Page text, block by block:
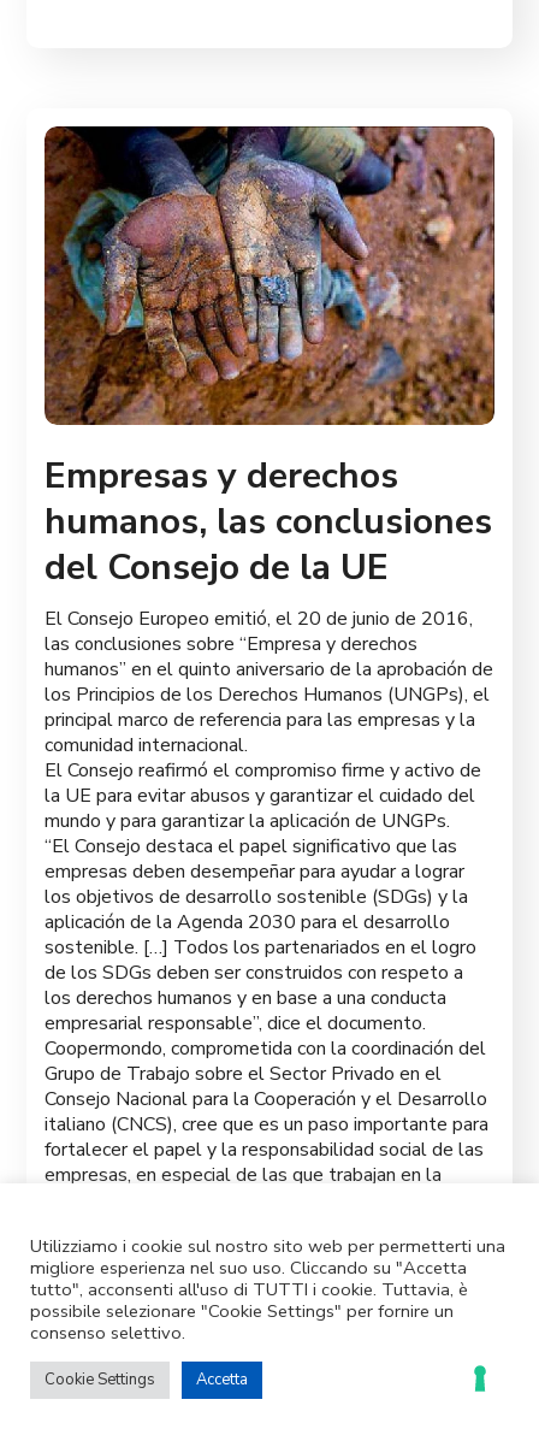
Empresas y derechos
humanos, las conclusiones
del Consejo de la UE
El Consejo Europeo emitió, el 20 de junio de 2016,
las conclusiones sobre “Empresa y derechos
humanos” en el quinto aniversario de la aprobación de
los Principios de los Derechos Humanos (UNGPs), el
principal marco de referencia para las empresas y la
comunidad internacional.
El Consejo reafirmó el compromiso firme y activo de
la UE para evitar abusos y garantizar el cuidado del
mundo y para garantizar la aplicación de UNGPs.
“El Consejo destaca el papel significativo que las
empresas deben desempeñar para ayudar a lograr
los objetivos de desarrollo sostenible (SDGs) y la
aplicación de la Agenda 2030 para el desarrollo
sostenible. […] Todos los partenariados en el logro
de los SDGs deben ser construidos con respeto a
los derechos humanos y en base a una conducta
empresarial responsable”, dice el documento.
Coopermondo, comprometida con la coordinación del
Grupo de Trabajo sobre el Sector Privado en el
Consejo Nacional para la Cooperación y el Desarrollo
italiano (CNCS), cree que es un paso importante para
fortalecer el papel y la responsabilidad social de las
empresas, en especial de las que trabajan en la
Inglés).
Utilizziamo i cookie sul nostro sito web per permetterti una
migliore esperienza nel suo uso. Cliccando su "Accetta
tutto", acconsenti all'uso di TUTTI i cookie. Tuttavia, è
possibile selezionare "Cookie Settings" per fornire un
consenso selettivo.
Cookie Settings Accetta